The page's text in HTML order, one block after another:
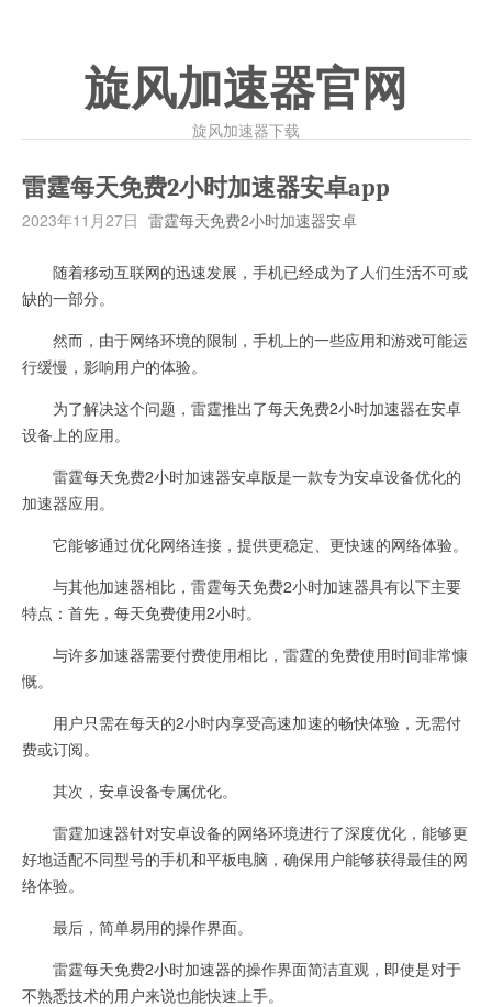
旋风加速器官网
旋风加速器下载
雷霆每天免费2小时加速器安卓app
2023年11月27日 雷霆每天免费2小时加速器安卓
随着移动互联网的迅速发展，手机已经成为了人们生活不可或
缺的一部分。
然而，由于网络环境的限制，手机上的一些应用和游戏可能运
行缓慢，影响用户的体验。
为了解决这个问题，雷霆推出了每天免费2小时加速器在安卓
设备上的应用。
雷霆每天免费2小时加速器安卓版是一款专为安卓设备优化的
加速器应用。
它能够通过优化网络连接，提供更稳定、更快速的网络体验。
与其他加速器相比，雷霆每天免费2小时加速器具有以下主要
特点：首先，每天免费使用2小时。
与许多加速器需要付费使用相比，雷霆的免费使用时间非常慷
慨。
用户只需在每天的2小时内享受高速加速的畅快体验，无需付
费或订阅。
其次，安卓设备专属优化。
雷霆加速器针对安卓设备的网络环境进行了深度优化，能够更
好地适配不同型号的手机和平板电脑，确保用户能够获得最佳的网
络体验。
最后，简单易用的操作界面。
雷霆每天免费2小时加速器的操作界面简洁直观，即使是对于
不熟悉技术的用户来说也能快速上手。